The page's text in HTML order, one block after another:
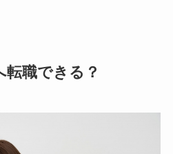
転職できる？